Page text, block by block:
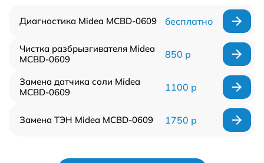
Диагностика Midea MCBD-0609 бесплатно
Чистка разбрызгивателя Midea
MCBD-0609
850 р
Замена датчика соли Midea
MCBD-0609
1100 р
Замена ТЭН Midea MCBD-0609 1750 р